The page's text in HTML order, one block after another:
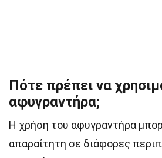
Πότε πρέπει να
αφυγραντήρα;
Η χρήση του αφυγραντήρα
απαραίτητη σε διάφορες